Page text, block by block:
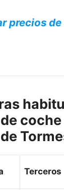
precios
coche
Terceros